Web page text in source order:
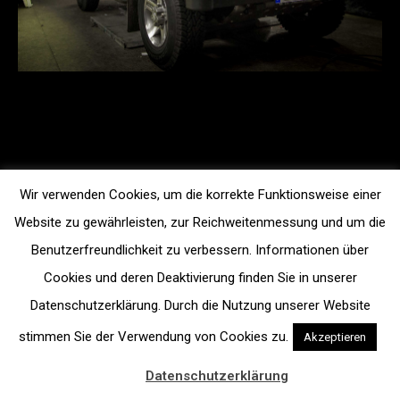
Wir verwenden Cookies, um die korrekte Funktionsweise einer
Website zu gewährleisten, zur Reichweitenmessung und um die
Benutzerfreundlichkeit zu verbessern. Informationen über
Cookies und deren Deaktivierung finden Sie in unserer
Datenschutzerklärung. Durch die Nutzung unserer Website
stimmen Sie der Verwendung von Cookies zu.
Akzeptieren
Datenschutzerklärung